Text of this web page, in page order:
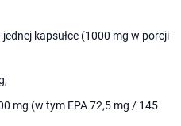
kapsułce (1000 mg w porcji
mg (w tym EPA 72,5 mg / 145